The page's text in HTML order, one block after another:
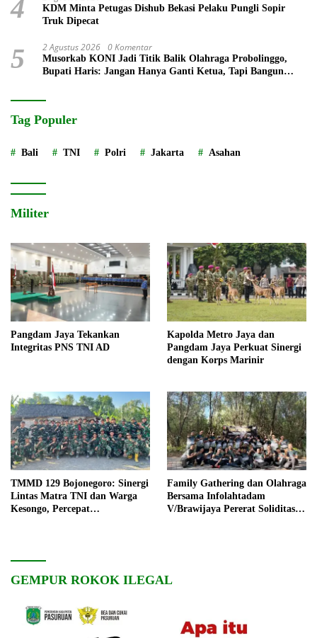
4
KDM Minta Petugas Dishub Bekasi Pelaku Pungli Sopir
Truk Dipecat
5 2 Agustus 2026 0 Komentar
Musorkab KONI Jadi Titik Balik Olahraga Probolinggo,
Bupati Haris: Jangan Hanya Ganti Ketua, Tapi Bangun
Tag Populer
Bali TNI Polri Jakarta Asahan
Militer
Pangdam Jaya Tekankan
Integritas PNS TNI AD
Kapolda Metro Jaya dan
Pangdam Jaya Perkuat Sinergi
dengan Korps Marinir
TMMD 129 Bojonegoro: Sinergi
Lintas Matra TNI dan Warga
Kesongo, Percepat
Family Gathering dan Olahraga
Bersama Infolahtadam
V/Brawijaya Pererat Soliditas
GEMPUR ROKOK ILEGAL